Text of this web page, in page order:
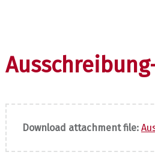
Download attachment file: